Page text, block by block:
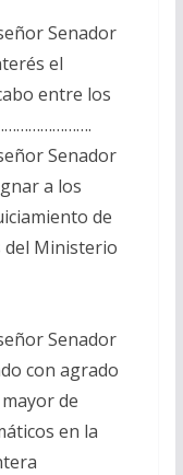
Senador
el
entre los
Senador
a los
de
del Ministerio
Senador
con agrado
de
en la